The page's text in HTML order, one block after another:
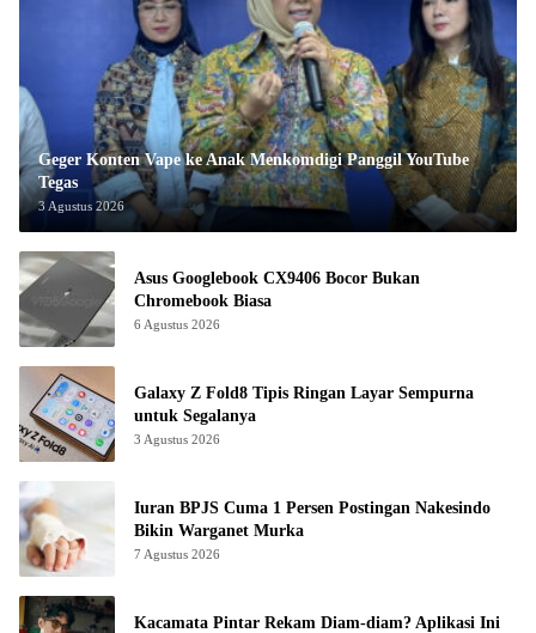
Geger Konten Vape ke Anak Menkomdigi Panggil YouTube
Tegas
3 Agustus 2026
Asus Googlebook CX9406 Bocor Bukan
Chromebook Biasa
6 Agustus 2026
Galaxy Z Fold8 Tipis Ringan Layar Sempurna
untuk Segalanya
3 Agustus 2026
Iuran BPJS Cuma 1 Persen Postingan Nakesindo
Bikin Warganet Murka
7 Agustus 2026
Kacamata Pintar Rekam Diam-diam? Aplikasi Ini